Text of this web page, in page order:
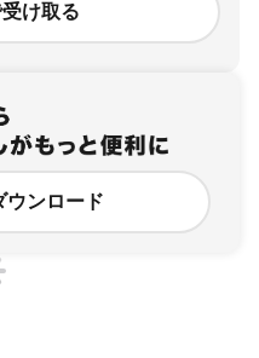
け取る
ウンロード